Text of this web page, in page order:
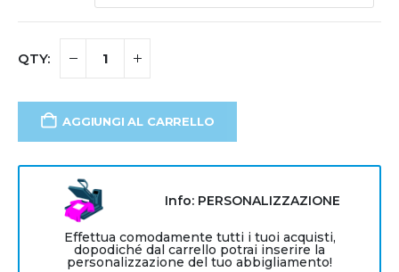
AGGIUNGI AL CARRELLO
Info: PERSONALIZZAZIONE
Effettua comodamente tutti i tuoi acquisti,
dopodiché dal carrello potrai inserire la
personalizzazione del tuo abbigliamento!